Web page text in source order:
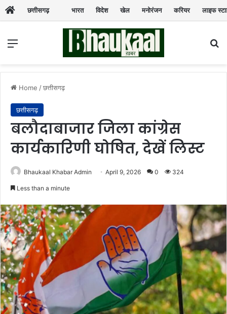
छत्तीसगढ़ भारत विदेश खेल मनोरंजन करियर लाइफ
Menu
Home /छत्तीसगढ़
छत्तीसगढ़
बलौदाबाजार जिला कांग्रेस
कार्यकारिणी घोषित, देखें लिस्ट
Bhaukaal Khabar Admin April 9, 2026 0 324
Less than a minute